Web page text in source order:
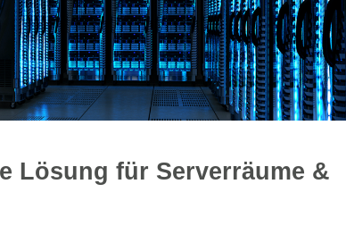
Lösung für Serverräume &